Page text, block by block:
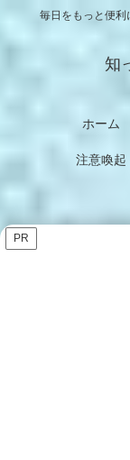
毎日をもっと便利
知
ホーム
注意喚起
PR